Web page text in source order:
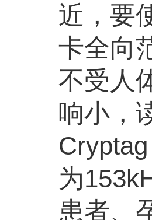
近，要
卡全向
不受人
响小，
为
患者、